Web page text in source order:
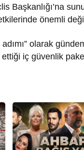
Başkanlığı’na
önemli
olarak
iç güvenlik